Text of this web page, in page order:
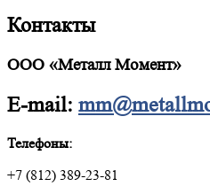
Контакты
ООО «Металл Момент»
E-mail:
Телефоны:
+7 (812) 389-23-81